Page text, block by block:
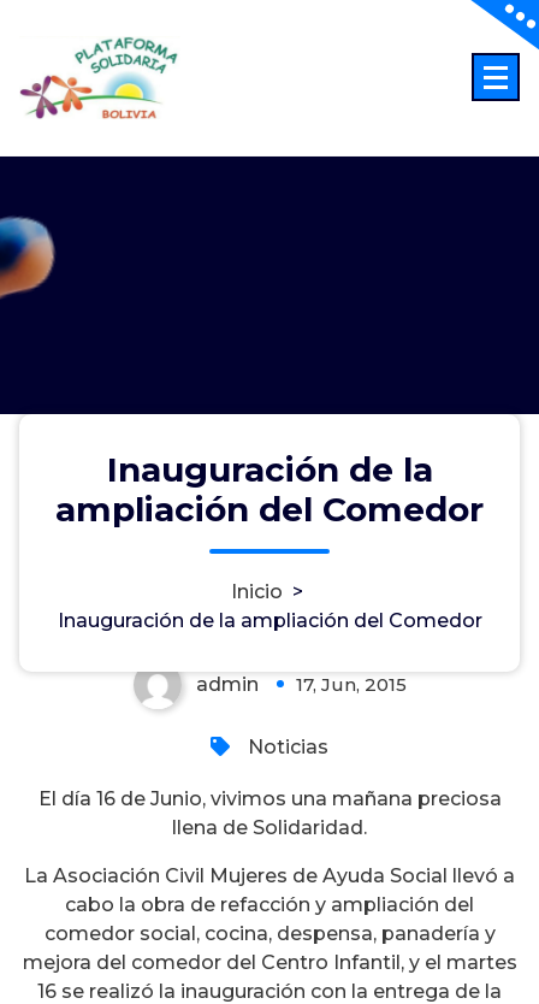
contenido
Inauguración de la
ampliación del Comedor
Inicio >
Inauguración de la ampliación del Comedor
Inauguración de la ampliación
admin 17, Jun, 2015
Noticias
El día 16 de Junio, vivimos una mañana preciosa
llena de Solidaridad.
La Asociación Civil Mujeres de Ayuda Social llevó a
cabo la obra de refacción y ampliación del
comedor social, cocina, despensa, panadería y
mejora del comedor del Centro Infantil, y el martes
16 se realizó la inauguración con la entrega de la